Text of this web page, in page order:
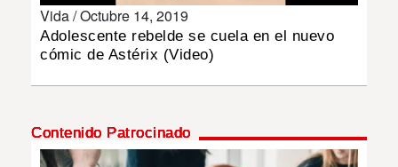
Vida /Octubre 14, 2019
Adolescente rebelde se cuela en el nuevo
cómic de Astérix (Video)
Contenido Patrocinado